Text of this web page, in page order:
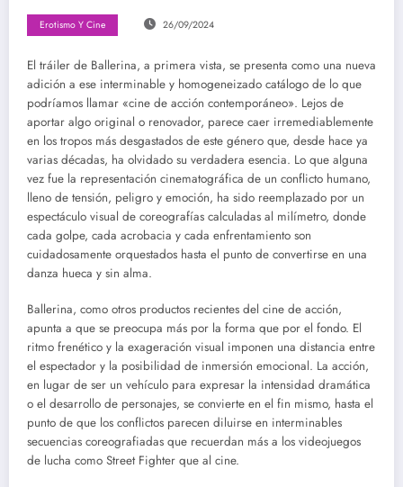
Erotismo Y Cine 26/09/2024
El tráiler de Ballerina, a primera vista, se presenta como una nueva
adición a ese interminable y homogeneizado catálogo de lo que
podríamos llamar «cine de acción contemporáneo». Lejos de
aportar algo original o renovador, parece caer irremediablemente
en los tropos más desgastados de este género que, desde hace ya
varias décadas, ha olvidado su verdadera esencia. Lo que alguna
vez fue la representación cinematográfica de un conflicto humano,
lleno de tensión, peligro y emoción, ha sido reemplazado por un
espectáculo visual de coreografías calculadas al milímetro, donde
cada golpe, cada acrobacia y cada enfrentamiento son
cuidadosamente orquestados hasta el punto de convertirse en una
danza hueca y sin alma.
Ballerina, como otros productos recientes del cine de acción,
apunta a que se preocupa más por la forma que por el fondo. El
ritmo frenético y la exageración visual imponen una distancia entre
el espectador y la posibilidad de inmersión emocional. La acción,
en lugar de ser un vehículo para expresar la intensidad dramática
o el desarrollo de personajes, se convierte en el fin mismo, hasta el
punto de que los conflictos parecen diluirse en interminables
secuencias coreografiadas que recuerdan más a los videojuegos
de lucha como Street Fighter que al cine.